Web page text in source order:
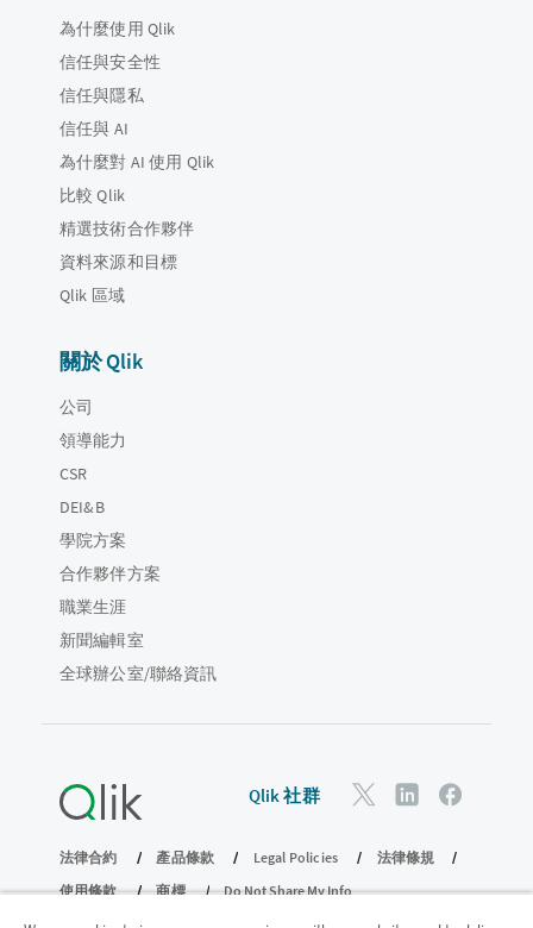
為什麼使用 Qlik
信任與安全性
信任與隱私
信任與 AI
為什麼對 AI 使用 Qlik
比較 Qlik
精選技術合作夥伴
資料來源和目標
Qlik 區域
關於 Qlik
公司
領導能力
CSR
DEI&B
學院方案
合作夥伴方案
職業生涯
新聞編輯室
全球辦公室/聯絡資訊
Qlik 社群
法律合約 產品條款 Legal Policies
法律條規
使用條款
商標
Do Not Share My Info
© 1993-2026 QlikTech International AB。保留所有權利。